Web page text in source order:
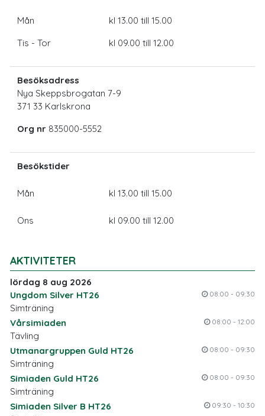
Mån
Tis - Tor
kl 13.00 till 15.00
kl 09.00 till 12.00
Besöksadress
Nya Skeppsbrogatan 7-9
371 33 Karlskrona
Org nr 835000-5552
Besökstider
Mån kl 13.00 till 15.00
Ons kl 09.00 till 12.00
AKTIVITETER
lördag 8 aug 2026
Ungdom Silver HT26
08:00 - 09:30
Simträning
Vårsimiaden
08:00 - 12:00
Tävling
Utmanargruppen Guld HT26
08:00 - 09:30
Simträning
Simiaden Guld HT26
08:00 - 09:30
Simträning
Simiaden Silver B HT26
09:30 - 10:30